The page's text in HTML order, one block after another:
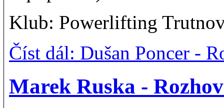
Klub: Powerlifting
Číst dál: Dušan Poncer -
Marek Ruska -